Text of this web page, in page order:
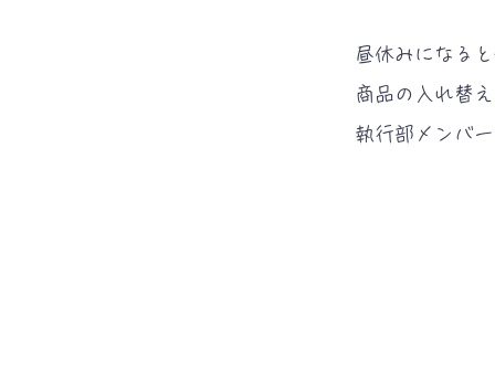
昼休みになる
商品の入れ替
執行部メンバ